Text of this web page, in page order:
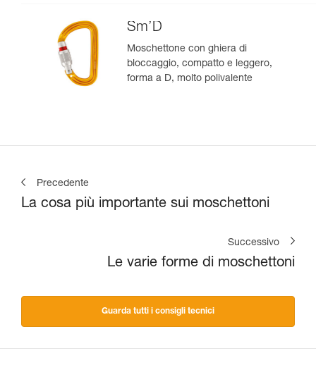
Sm’D
Moschettone con ghiera di
bloccaggio, compatto e leggero,
forma a D, molto polivalente
Precedente
La cosa più importante sui moschettoni
Successivo
Le varie forme di moschettoni
Guarda tutti i consigli tecnici